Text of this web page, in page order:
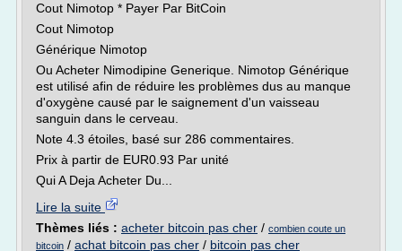
Cout Nimotop * Payer Par BitCoin
Cout Nimotop
Générique Nimotop
Ou Acheter Nimodipine Generique. Nimotop Générique
est utilisé afin de réduire les problèmes dus au manque
d'oxygène causé par le saignement d'un vaisseau
sanguin dans le cerveau.
Note 4.3 étoiles, basé sur 286 commentaires.
Prix à partir de EUR0.93 Par unité
Qui A Deja Acheter Du...
Lire la suite
Thèmes liés : acheter bitcoin pas cher / combien coute un
bitcoin / achat bitcoin pas cher / bitcoin pas cher